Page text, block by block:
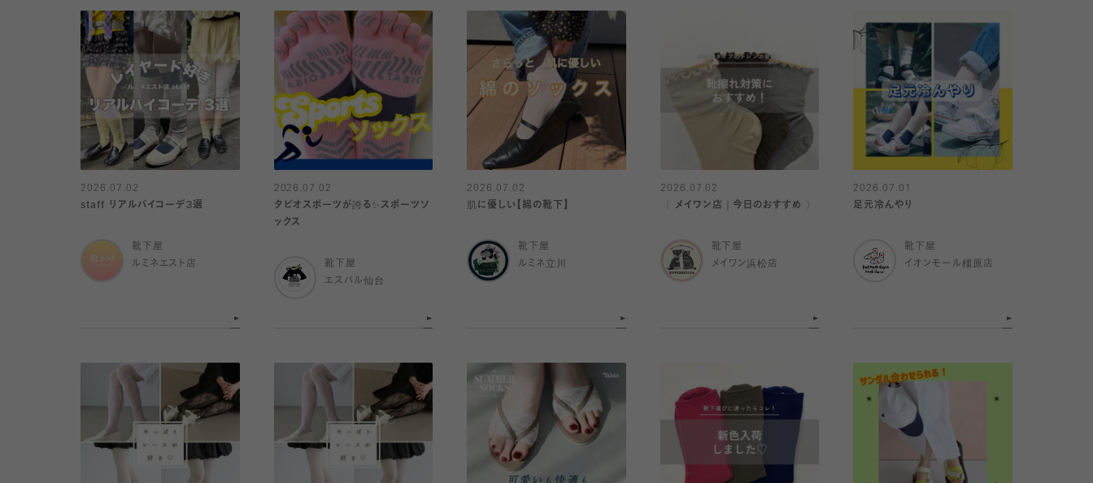
2026.07.02
staff リアルバイコーデ3選
靴下屋
ルミネエスト店
2026.07.02
タビオスポーツが誇る✨スポーツソ
ックス
靴下屋
エスパル仙台
2026.07.02
肌に優しい【綿の靴下】
靴下屋
ルミネ立川
2026.07.02
〈 メイワン店｜今日のおすすめ 〉
靴下屋
メイワン浜松店
2026.07.01
足元冷んやり
靴下屋
イオンモール橿原店